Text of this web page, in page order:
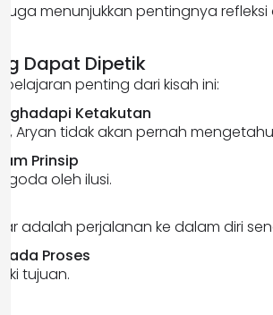
juga menunjukkan pentingnya
Dapat Dipetik
penting dari kisah ini:
Ketakutan
Aryan tidak akan pernah
Prinsip
oleh ilusi.
adalah perjalanan ke dalam diri
Proses
tujuan.